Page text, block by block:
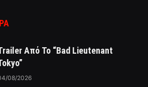
Από Το “Bad Lieutenant
08/2026